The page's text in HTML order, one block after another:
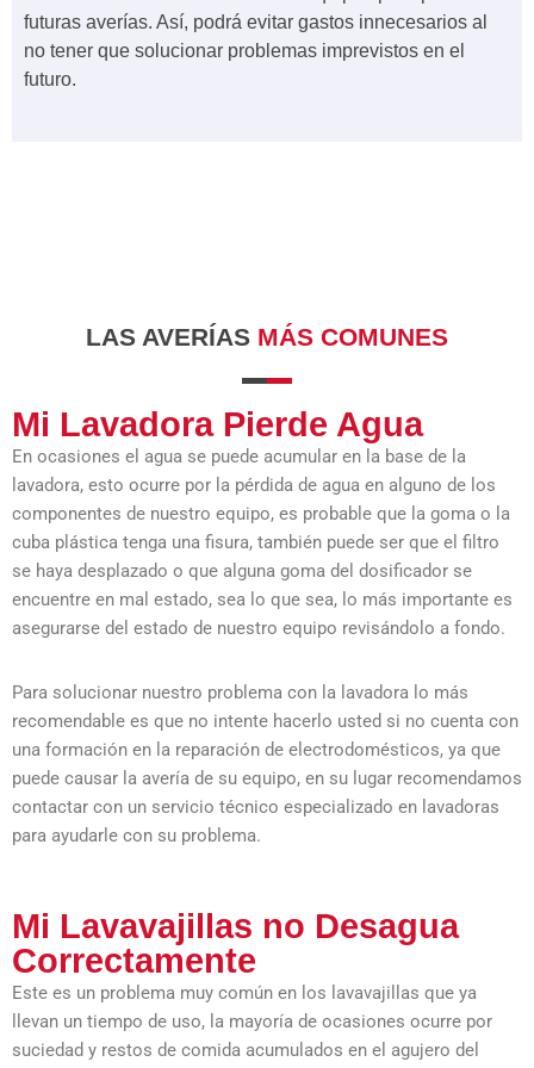
futuras averías. Así, podrá evitar gastos innecesarios al
no tener que solucionar problemas imprevistos en el
futuro.
LAS AVERÍAS MÁS COMUNES
Mi Lavadora Pierde Agua
En ocasiones el agua se puede acumular en la base de la
lavadora, esto ocurre por la pérdida de agua en alguno de los
componentes de nuestro equipo, es probable que la goma o la
cuba plástica tenga una fisura, también puede ser que el filtro
se haya desplazado o que alguna goma del dosificador se
encuentre en mal estado, sea lo que sea, lo más importante es
asegurarse del estado de nuestro equipo revisándolo a fondo.
Para solucionar nuestro problema con la lavadora lo más
recomendable es que no intente hacerlo usted si no cuenta con
una formación en la reparación de electrodomésticos, ya que
puede causar la avería de su equipo, en su lugar recomendamos
contactar con un servicio técnico especializado en lavadoras
para ayudarle con su problema.
Mi Lavavajillas no Desagua
Correctamente
Este es un problema muy común en los lavavajillas que ya
llevan un tiempo de uso, la mayoría de ocasiones ocurre por
suciedad y restos de comida acumulados en el agujero del